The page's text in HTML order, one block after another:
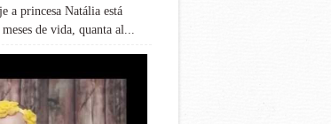
a princesa Natália está
de vida, quanta al...